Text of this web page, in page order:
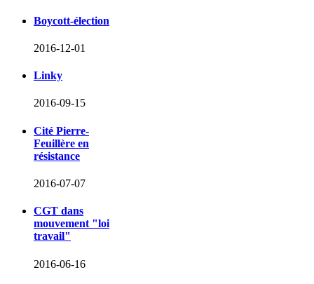
Boycott-élection
2016-12-01
Linky
2016-09-15
Cité Pierre-
Feuillère en
résistance
2016-07-07
CGT dans
mouvement "loi
travail"
2016-06-16